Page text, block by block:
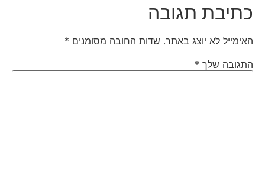
כתיבת תגובה
האימייל לא יוצג באתר. שדות החובה מסומנים*
התגובה שלך*